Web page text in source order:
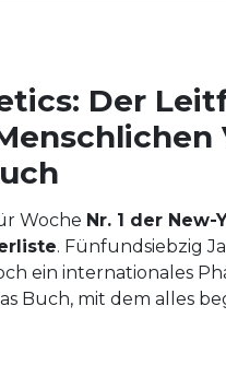
Der
Woche Nr. 1 der New-
. Fünfundsiebzig
ein internationales
Buch, mit dem alles